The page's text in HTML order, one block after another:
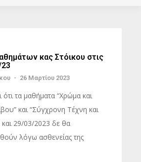
κας Στόικου στις
- 26 Μαρτίου 2023
ότι τα μαθήματα “Χρώμα και
και “Σύγχρονη Τέχνη και
και 29/03/2023 δε θα
λόγω ασθενείας της